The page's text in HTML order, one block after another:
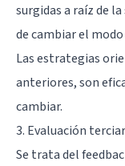
surgidas a raíz de
de cambiar el
Las estrategias
anteriores, son
cambiar.
3. Evaluación
Se trata del